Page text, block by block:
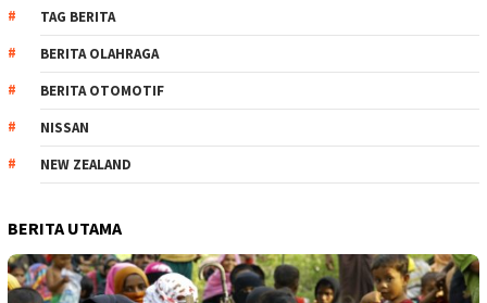
TAG BERITA
BERITA OLAHRAGA
BERITA OTOMOTIF
NISSAN
NEW ZEALAND
BERITA UTAMA